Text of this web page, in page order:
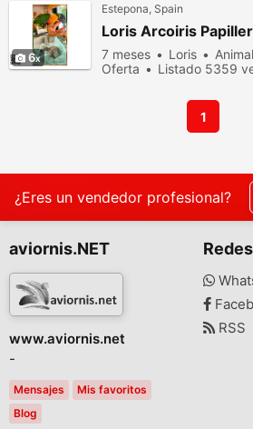
6
Estepona, Spain
Loris Arcoiris
7 meses Loris
Oferta
Listado 5359
1
¿Eres un vendedor profesional?
aviornis.NET
www.aviornis.net
-
Mensajes
Mis favoritos
Blog
Redes
RSS